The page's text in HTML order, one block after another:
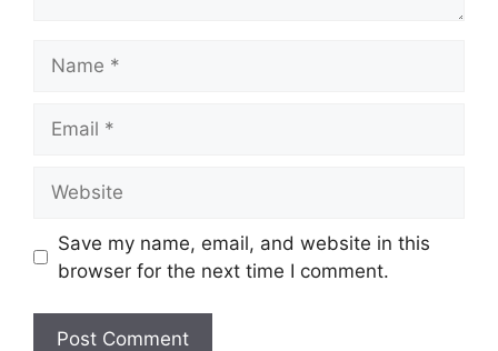
Save my name, email, and website in this
browser for the next time I comment.